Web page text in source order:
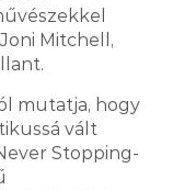
Mitchell,
mutatja, hogy
vált
Stopping-
meg